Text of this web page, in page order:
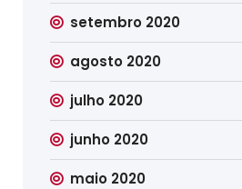
setembro 2020
agosto 2020
julho 2020
junho 2020
maio 2020